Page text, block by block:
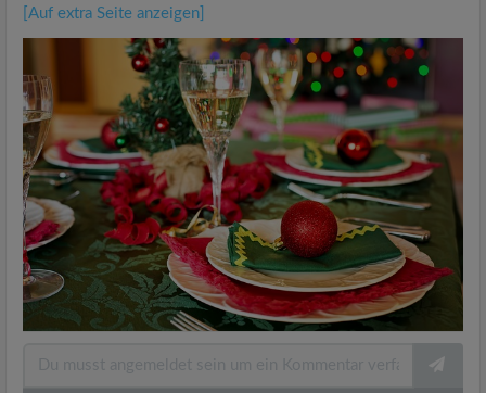
[Auf extra Seite anzeigen]